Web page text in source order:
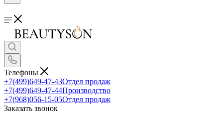
Телефоны
+7(499)649-47-43Отдел продаж
+7(499)649-47-44Производство
+7(968)056-15-05Отдел продаж
Заказать звонок